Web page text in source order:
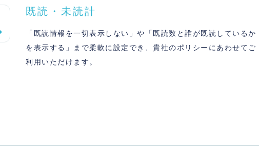
既読・未読計
「既読情報を一切表示しない」や「既読数と誰が既読しているか
を表示する」まで柔軟に設定でき、貴社のポリシーにあわせてご
利用いただけます。